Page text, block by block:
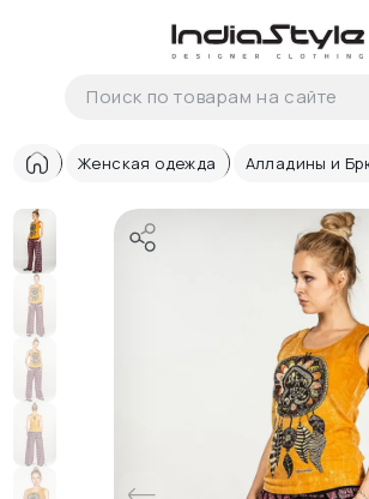
Корзина
В корзиненеттоваров
Корзина покупок
Женская одежда Алладины и